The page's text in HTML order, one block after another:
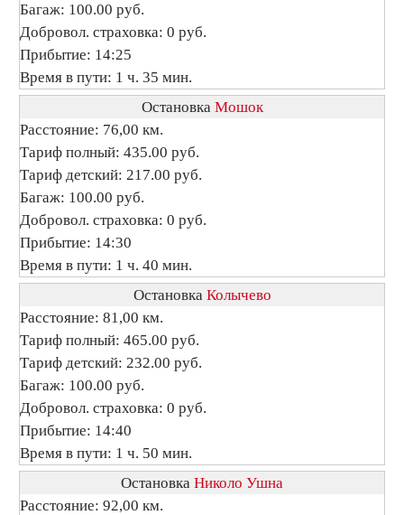
Багаж: 100.00 руб.
Добровол. страховка: 0 руб.
Прибытие: 14:25
Время в пути: 1 ч. 35 мин.
Остановка Мошок
Расстояние: 76,00 км.
Тариф полный: 435.00 руб.
Тариф детский: 217.00 руб.
Багаж: 100.00 руб.
Добровол. страховка: 0 руб.
Прибытие: 14:30
Время в пути: 1 ч. 40 мин.
Остановка Колычево
Расстояние: 81,00 км.
Тариф полный: 465.00 руб.
Тариф детский: 232.00 руб.
Багаж: 100.00 руб.
Добровол. страховка: 0 руб.
Прибытие: 14:40
Время в пути: 1 ч. 50 мин.
Остановка Николо Ушна
Расстояние: 92,00 км.